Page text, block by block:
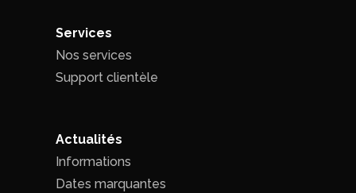
Services
Nos services
Support clientèle
Actualités
Informations
Dates marquantes